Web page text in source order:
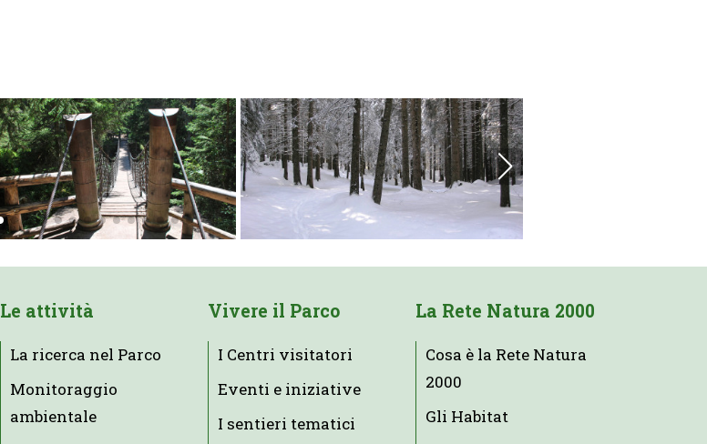
Le attività
La ricerca nel Parco
Monitoraggio
ambientale
Vivere il Parco
I Centri visitatori
Eventi e iniziative
I sentieri tematici
La Rete Natura 2000
Cosa è la Rete Natura
2000
Gli Habitat